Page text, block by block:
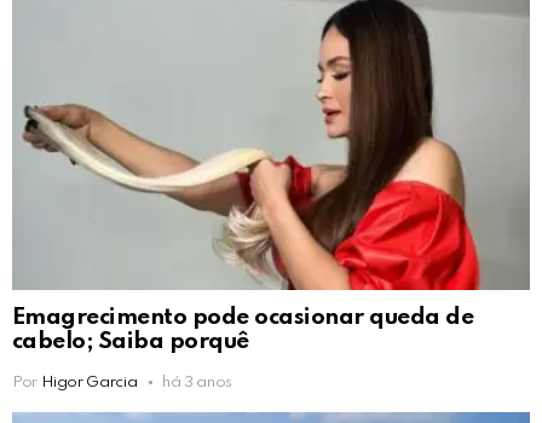
Emagrecimento pode ocasionar queda de
cabelo; Saiba porquê
Por Higor Garcia há 3 anos